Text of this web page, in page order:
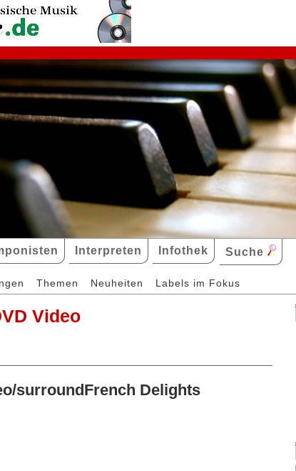
Interpreten Infothek Suche
Themen Neuheiten Labels im Fokus
Video
surroundFrench Delights